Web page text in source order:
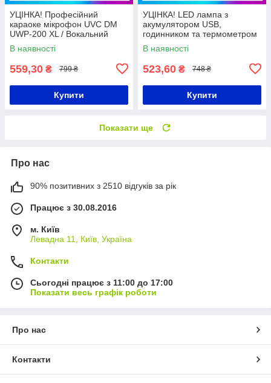
УЦІНКА! Професійний
караоке мікрофон UVC DM
UWP-200 XL / Вокальний
мікрофон / Радіосистема для
караоке
В наявності
559,30 ₴ 799 ₴
Купити
УЦІНКА! LED лампа з
акумулятором USB,
годинником та термометром
TGX-7001 / Настільна лампа
світлодіодна
В наявності
523,60 ₴ 748 ₴
Купити
Показати ще
Про нас
90% позитивних з 2510 відгуків за рік
Працює з 30.08.2016
м. Київ
Левадна 11, Київ, Україна
Контакти
Сьогодні працює з 11:00 до 17:00
Показати весь графік роботи
Про нас
Контакти